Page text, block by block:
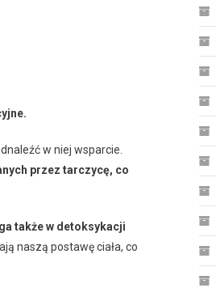
w niej wsparcie.
przez tarczycę, co
także w detoksykacji
naszą postawę ciała, co